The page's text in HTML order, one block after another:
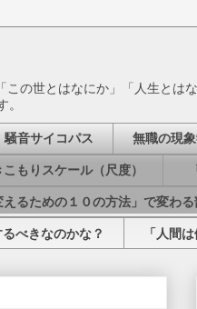
の世とはなにか」「人生とは
騒音サイコパス 無職の現
もりスケール（尺度）
えるための１０の方法」で変わ
べきなのかな？ 「人間